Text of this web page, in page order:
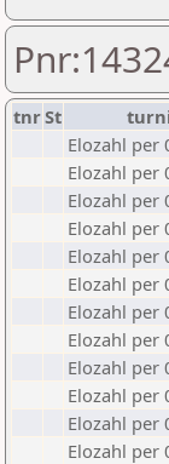
tnrSt
Elozahl per
Elozahl per
Elozahl per
Elozahl per
Elozahl per
Elozahl per
Elozahl per
Elozahl per
Elozahl per
Elozahl per
Elozahl per
Elozahl per